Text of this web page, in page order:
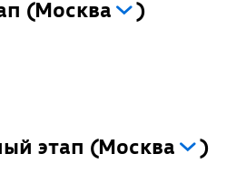
(Москва )
этап (Москва )